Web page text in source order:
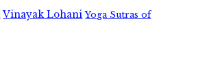
Vinayak Lohani Yoga Sutras of